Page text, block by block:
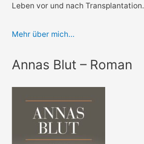
Leben vor und nach Transplantation.
Mehr über mich…
Annas Blut – Roman